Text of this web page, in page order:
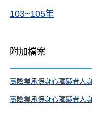
103~105年
附加檔案
壽險業承保身心障礙者人
壽險業承保身心障礙者人